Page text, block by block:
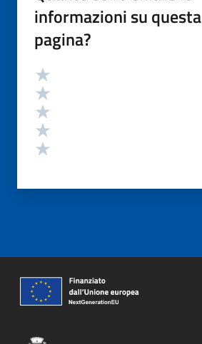
informazioni su questa
pagina?
Valutazione